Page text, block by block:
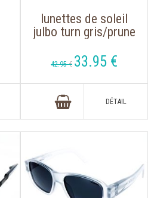
lunettes de soleil
julbo turn gris/prune
42.95 € 33.95 €